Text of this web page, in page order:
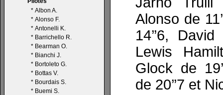
* Albon A.
* Alonso F.
* Antonelli K.
* Barrichello R.
* Bearman O.
* Bianchi J.
* Bortoleto G.
* Bottas V.
* Bourdais S.
* Buemi S.
Alonso de
14’’6,
Lewis
Glock de
de 20’’7 et